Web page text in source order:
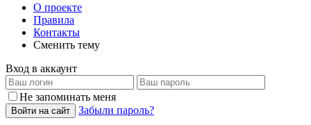
О проекте
Правила
Контакты
Сменить тему
Вход в аккаунт
Не запоминать меня
Войти на сайт Забыли пароль?